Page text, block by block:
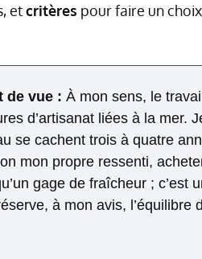
etcritères pour faire un
de vue : À mon sens, le
d’artisanat liées à la mer.
se cachent trois à quatre
mon propre ressenti,
gage de fraîcheur ;
à mon avis,